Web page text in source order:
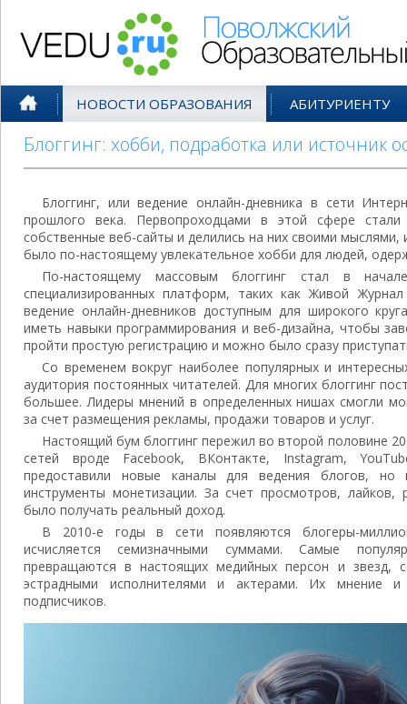
НОВОСТИ ОБРАЗОВАНИЯ АБИТУРИЕНТУ
Блоггинг: хобби, подработка или источник
Блоггинг, или ведение онлайн-дневника в сети
прошлого века. Первопроходцами в этой сфере стали
собственные веб-сайты и делились на них своими мыслями,
было по-настоящему увлекательное хобби для людей,
По-настоящему массовым блоггинг стал в
специализированных платформ, таких как Живой
ведение онлайн-дневников доступным для широкого
иметь навыки программирования и веб-дизайна, чтобы
пройти простую регистрацию и можно было сразу
Со временем вокруг наиболее популярных и
аудитория постоянных читателей. Для многих блоггинг
большее. Лидеры мнений в определенных нишах смогли
за счет размещения рекламы, продажи товаров и услуг.
Настоящий бум блоггинг пережил во второй половине
сетей вроде Facebook, ВКонтакте, Instagram,
предоставили новые каналы для ведения блогов, но
инструменты монетизации. За счет просмотров,
было получать реальный доход.
В 2010-е годы в сети появляются блогеры-
исчисляется семизначными суммами. Самые
превращаются в настоящих медийных персон и звезд,
эстрадными исполнителями и актерами. Их мнение
подписчиков.